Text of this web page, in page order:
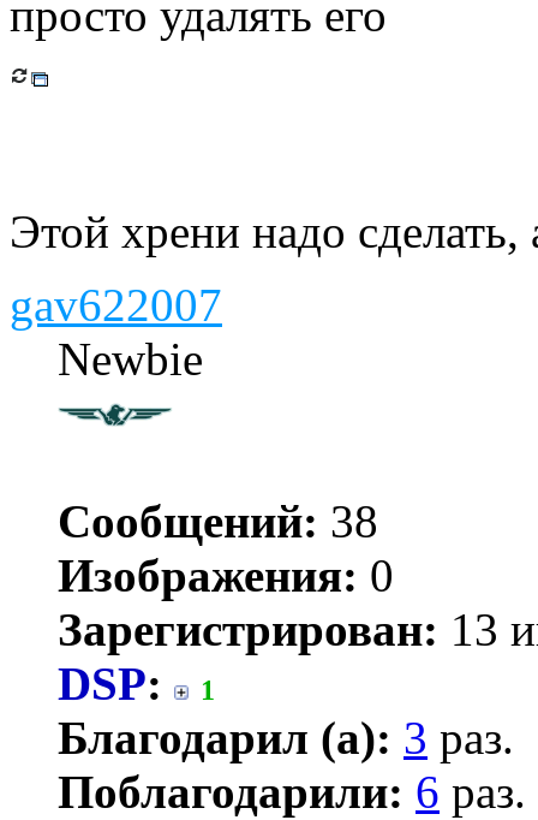
просто удалять его
Этой хрени надо
gav622007
Newbie
Сообщений: 38
Изображения: 0
Зарегистрирован: 13
DSP: 1
Благодарил (а): 3 раз.
Поблагодарили: 6 раз.